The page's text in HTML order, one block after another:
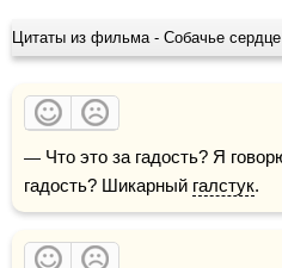
Цитаты из фильма - Собачье сердце
— Что это за гадость? Я говорю о галстуке.  — Чем же
гадость? Шикарный галстук.